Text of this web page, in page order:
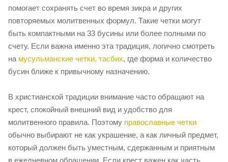
помогает сохранять счет во время зикра и других
повторяемых молитвенных формул. Такие четки могут
быть компактными на 33 бусины или более полными по
счету. Если важна именно эта традиция, логично смотреть
на мусульманские четки, тасбих, где форма и количество
бусин ближе к привычному назначению.
В христианской традиции внимание часто обращают на
крест, спокойный внешний вид и удобство для
молитвенного правила. Поэтому православные четки
обычно выбирают не как украшение, а как личный предмет,
который должен быть уместным, сдержанным и приятным
в ежедневном обращении. Если крест важен как часть